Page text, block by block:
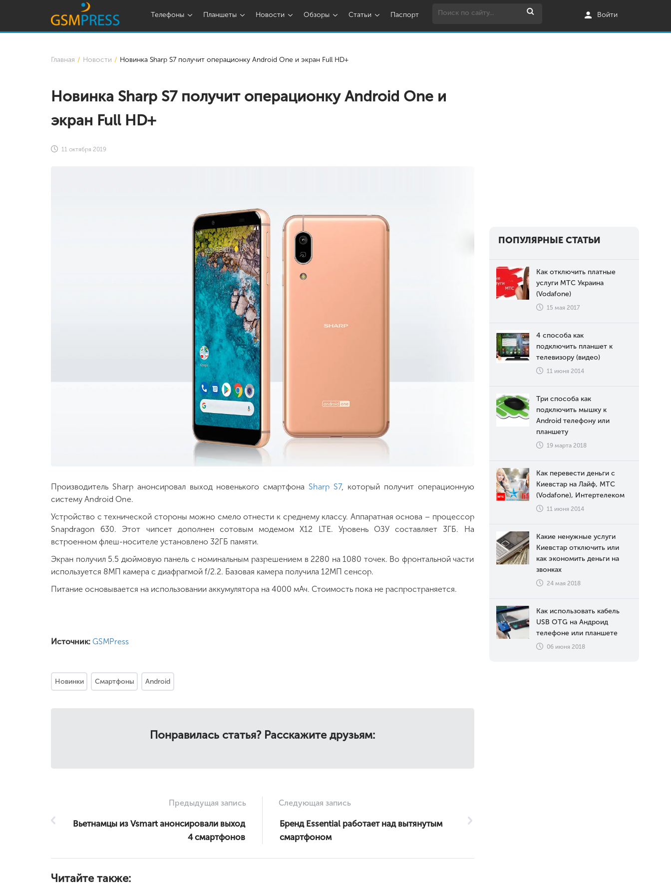
Телефоны Планшеты Новости Обзоры Статьи Паспорт Войти
Главная Новости Новинка Sharp S7 получит операционку Android One и экран Full HD+
Новинка Sharp S7 получит операционку Android One и
экран Full HD+
11 октября 2019
Производитель Sharp анонсировал выход новенького смартфона Sharp S7, который получит операционную
систему Android One.
Устройство с технической стороны можно смело отнести к среднему классу. Аппаратная основа – процессор
Snapdragon 630. Этот чипсет дополнен сотовым модемом X12 LTE. Уровень ОЗУ составляет 3ГБ. На
встроенном флеш-носителе установлено 32ГБ памяти.
Экран получил 5.5 дюймовую панель с номинальным разрешением в 2280 на 1080 точек. Во фронтальной части
используется 8МП камера с диафрагмой f/2.2. Базовая камера получила 12МП сенсор.
Питание основывается на использовании аккумулятора на 4000 мАч. Стоимость пока не распространяется.
Источник: GSMPress
Новинки Смартфоны Android
Понравилась статья? Расскажите друзьям:
Предыдущая запись
Вьетнамцы из Vsmart анонсировали выход
4 смартфонов
Следующая запись
Бренд Essential работает над вытянутым
смартфоном
Читайте также:
ПОПУЛЯРНЫЕ СТАТЬИ
Как отключить платные
услуги МТС Украина
(Vodafone)
15 мая 2017
4 способа как
подключить планшет к
телевизору (видео)
11 июня 2014
Три способа как
подключить мышку к
Android телефону или
планшету
19 марта 2018
Как перевести деньги с
Киевстар на Лайф, МТС
(Vodafone), Интертелеком
11 июня 2014
Какие ненужные услуги
Киевстар отключить или
как экономить деньги на
звонках
24 мая 2018
Как использовать кабель
USB OTG на Андроид
телефоне или планшете
06 июня 2018